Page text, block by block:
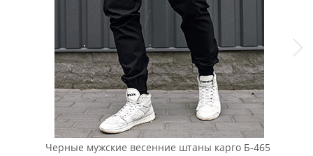
Черные мужские весенние штаны карго Б-465